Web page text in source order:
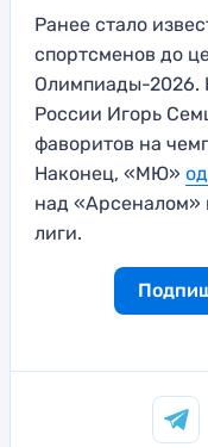
Ранее стало
спортсменов до
Олимпиады-2026.
России Игорь
фаворитов на
Наконец, «МЮ»
над «Арсеналом»
лиги.